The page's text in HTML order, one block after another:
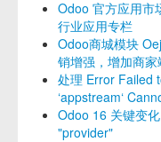
Odoo 官方应用市
行业应用专栏
Odoo商城模块
销增强，增加商家
处理 Error Failed
‘appstream‘
Odoo 16 关键变
"provider"